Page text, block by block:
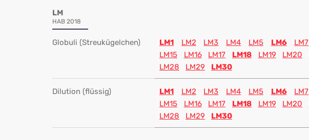
LM
HAB 2018
Globuli (Streukügelchen) LM1 LM2 LM3 LM4 LM5 LM6 LM7
LM15
LM16 LM17 LM18 LM19 LM20
LM28
LM29 LM30
Dilution (flüssig) LM1 LM2 LM3 LM4 LM5 LM6 LM7
LM15
LM16 LM17 LM18 LM19 LM20
LM28
LM29 LM30